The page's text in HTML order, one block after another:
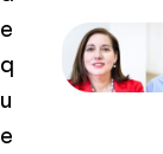
e
q
u
e